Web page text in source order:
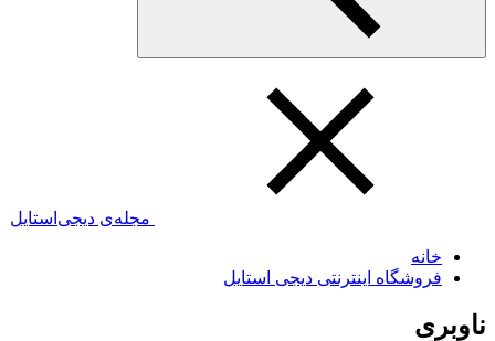
مجله‌ی دیجی‌استایل
خانه
فروشگاه اینترنتی دیجی استایل
ناوبری